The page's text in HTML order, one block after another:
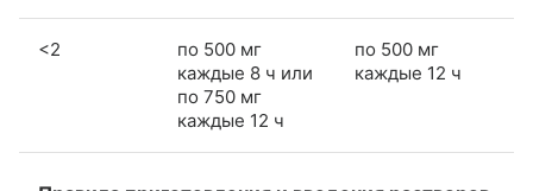
<2
по 500 мг
каждые 8 ч или
по 750 мг
каждые 12 ч
по 500 мг
каждые 12 ч